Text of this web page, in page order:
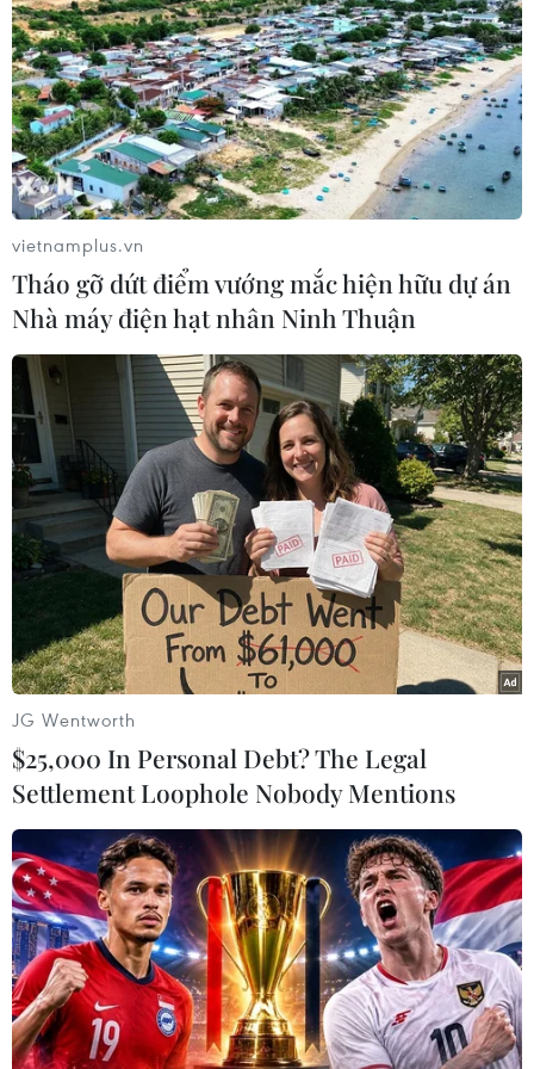
#cao tốc Quảng Ngãi-Hoài Nhơn
#thông xe cao tốc
#thông tuyến cao tốc
#hoàn thành cao tốc
Bình Định
Gia Lai
Quảng Ngãi
Theo dõi VietnamPlus
TIN LIÊN QUAN
Tăng tốc hoàn thành tuyến cao tốc Quảng
vietnamplus.vn
Tháo gỡ dứt điểm vướng mắc hiện hữu dự án
Nhà máy điện hạt nhân Ninh Thuận
JG Wentworth
$25,000 In Personal Debt? The Legal
Settlement Loophole Nobody Mentions